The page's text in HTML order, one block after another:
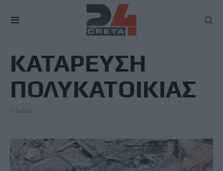
ΚΑΤΑΡΕΥΣΗ
ΠΟΛΥΚΑΤΟΙΚΙΑΣ
1 άρθρο